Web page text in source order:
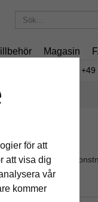
för att
att visa dig
vår
kommer
Magasin
+49
situationer.